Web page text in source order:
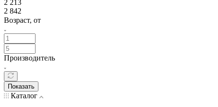
2 213
2 842
Возраст, от
Производитель
Показать
Каталог